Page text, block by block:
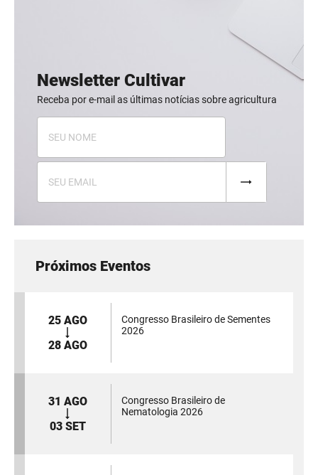
Newsletter Cultivar
Receba por e-mail as últimas notícias sobre agricultura
Próximos Eventos
25 AGO
28 AGO
Congresso Brasileiro de Sementes
2026
31 AGO
03 SET
Congresso Brasileiro de
Nematologia 2026